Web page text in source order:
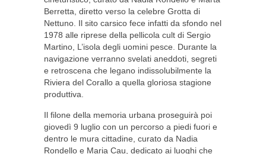
Berretta, diretto verso la celebre Grotta di
Nettuno. Il sito carsico fece infatti da sfondo nel
1978 alle riprese della pellicola cult di Sergio
Martino, L’isola degli uomini pesce. Durante la
navigazione verranno svelati aneddoti, segreti
e retroscena che legano indissolubilmente la
Riviera del Corallo a quella gloriosa stagione
produttiva.
Il filone della memoria urbana proseguirà poi
giovedì 9 luglio con un percorso a piedi fuori e
dentro le mura cittadine, curato da Nadia
Rondello e Maria Cau, dedicato ai luoghi che